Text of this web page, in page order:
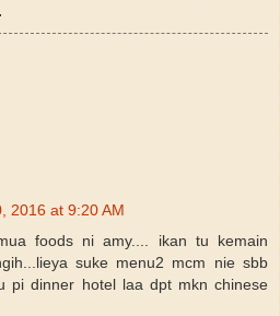
2016 at 9:20 AM
foods ni amy.... ikan tu kemain
suke menu2 mcm nie sbb
pi dinner hotel laa dpt mkn chinese